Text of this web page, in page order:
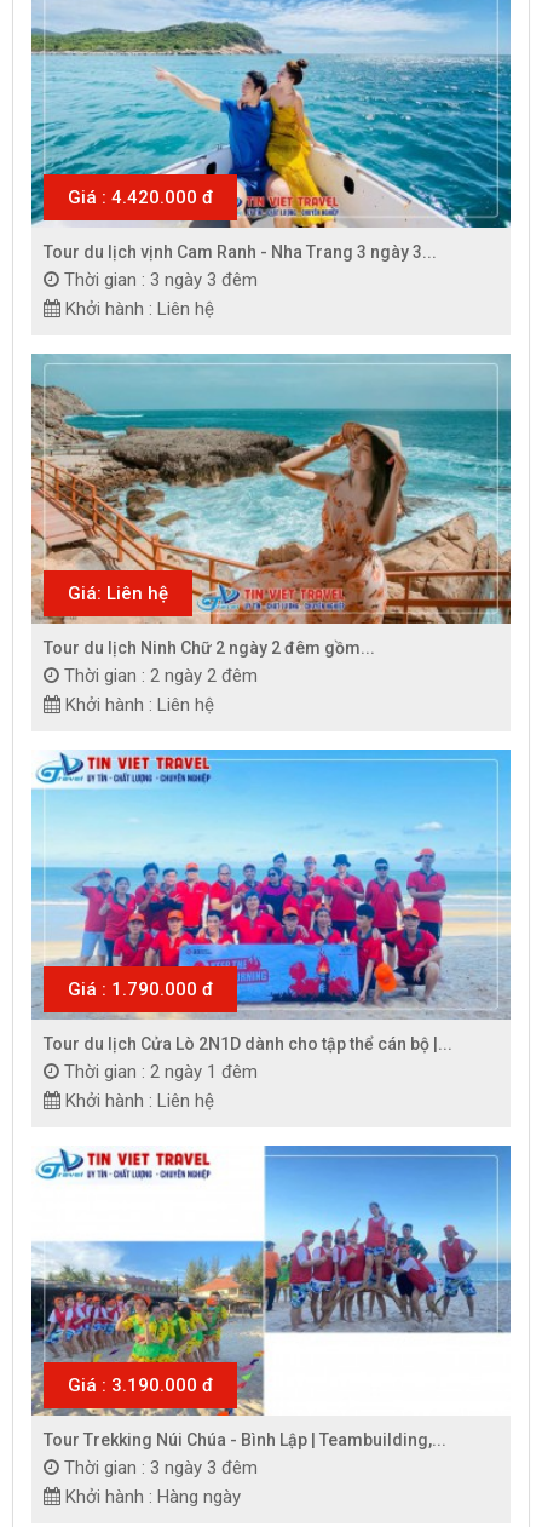
Giá : 4.420.000 đ
Tour du lịch vịnh Cam Ranh - Nha Trang 3 ngày 3...
Thời gian : 3 ngày 3 đêm
Khởi hành : Liên hệ
Giá: Liên hệ
Tour du lịch Ninh Chữ 2 ngày 2 đêm gồm...
Thời gian : 2 ngày 2 đêm
Khởi hành : Liên hệ
Giá : 1.790.000 đ
Tour du lịch Cửa Lò 2N1D dành cho tập thể cán bộ |...
Thời gian : 2 ngày 1 đêm
Khởi hành : Liên hệ
Giá : 3.190.000 đ
Tour Trekking Núi Chúa - Bình Lập | Teambuilding,...
Thời gian : 3 ngày 3 đêm
Khởi hành : Hàng ngày